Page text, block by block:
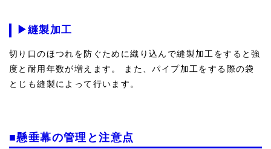
▶縫製加工
切り口のほつれを防ぐために織り込んで縫製加工をすると強
度と耐用年数が増えます。 また、パイプ加工をする際の袋
とじも縫製によって行います。
■懸垂幕の管理と注意点